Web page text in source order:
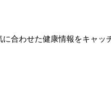
合わせた健康情報をキャッ